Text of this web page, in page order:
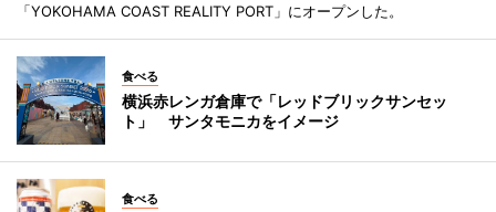
「YOKOHAMA COAST REALITY PORT」にオープンした。
食べる
横浜赤レンガ倉庫で「レッドブリックサンセッ
ト」 サンタモニカをイメージ
食べる